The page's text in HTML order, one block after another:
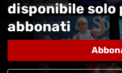
disponibile
abbonati